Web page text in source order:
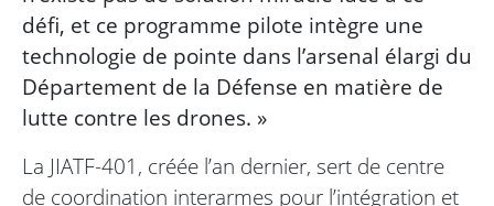
défi, et ce programme pilote intègre une
technologie de pointe dans l’arsenal élargi du
Département de la Défense en matière de
lutte contre les drones. »
La JIATF-401, créée l’an dernier, sert de centre
de coordination interarmes pour l’intégration et